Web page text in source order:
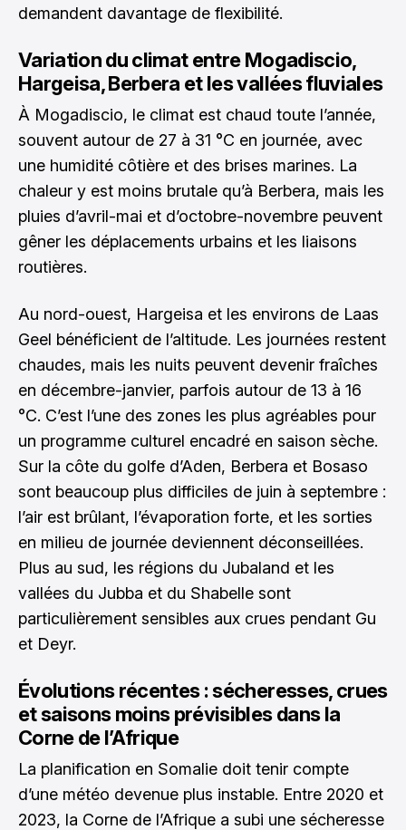
demandent davantage de flexibilité.
Variation du climat entre Mogadiscio,
Hargeisa, Berbera et les vallées fluviales
À Mogadiscio, le climat est chaud toute l’année,
souvent autour de 27 à 31 °C en journée, avec
une humidité côtière et des brises marines. La
chaleur y est moins brutale qu’à Berbera, mais les
pluies d’avril-mai et d’octobre-novembre peuvent
gêner les déplacements urbains et les liaisons
routières.
Au nord-ouest, Hargeisa et les environs de Laas
Geel bénéficient de l’altitude. Les journées restent
chaudes, mais les nuits peuvent devenir fraîches
en décembre-janvier, parfois autour de 13 à 16
°C. C’est l’une des zones les plus agréables pour
un programme culturel encadré en saison sèche.
Sur la côte du golfe d’Aden, Berbera et Bosaso
sont beaucoup plus difficiles de juin à septembre :
l’air est brûlant, l’évaporation forte, et les sorties
en milieu de journée deviennent déconseillées.
Plus au sud, les régions du Jubaland et les
vallées du Jubba et du Shabelle sont
particulièrement sensibles aux crues pendant Gu
et Deyr.
Évolutions récentes : sécheresses, crues
et saisons moins prévisibles dans la
Corne de l’Afrique
La planification en Somalie doit tenir compte
d’une météo devenue plus instable. Entre 2020 et
2023, la Corne de l’Afrique a subi une sécheresse